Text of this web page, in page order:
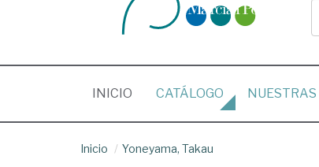
INICIO (CURRENT)
CATÁLOGO NUESTRAS
Inicio Yoneyama, Takau